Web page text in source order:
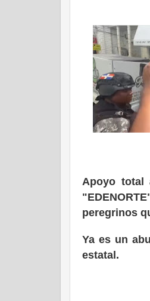
Apoyo total
peregrinos
Ya es un
estatal.